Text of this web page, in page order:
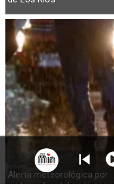
Alerta meteorológica por
sistema frontal en la zona